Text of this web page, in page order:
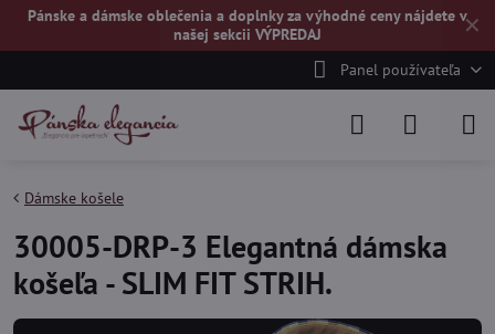
✕
Pánske a dámske oblečenia a doplnky za výhodné ceny nájdete v
našej sekcii VÝPREDAJ
Panel používateľa
Dámske košele
30005-DRP-3 Elegantná dámska
košeľa - SLIM FIT STRIH.